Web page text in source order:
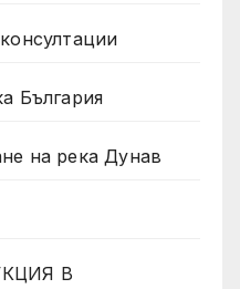
България
на река Дунав
В